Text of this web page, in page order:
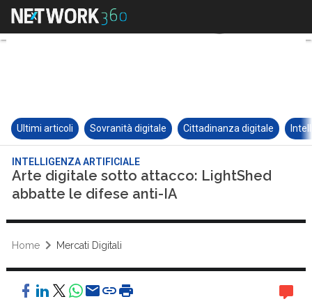
Ultimi articoli Sovranità digitale Cittadinanza digitale
INTELLIGENZA ARTIFICIALE
Arte digitale sotto attacco: LightShed
abbatte le difese anti-IA
Home Mercati Digitali